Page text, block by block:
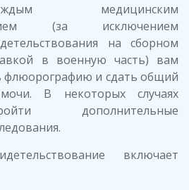
медицинским
(за исключением
на сборном
в военную часть) вам
флюорографию и сдать общий
В некоторых случаях
дополнительные
включает